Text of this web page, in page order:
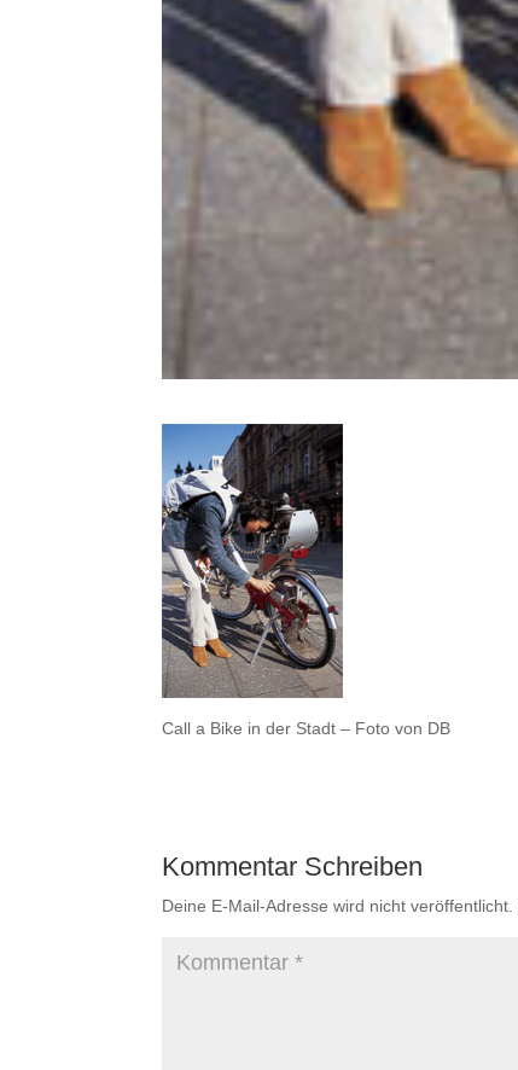
Call a Bike in der Stadt – Foto von DB
Kommentar Schreiben
Deine E-Mail-Adresse wird nicht veröffentlicht.